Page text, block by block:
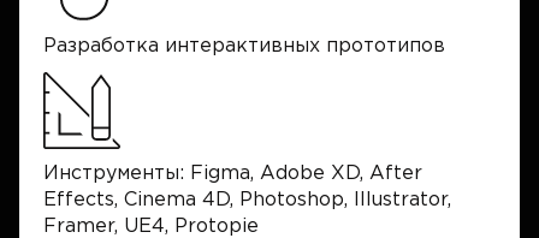
Разработка интерактивных прототипов
Инструменты: Figma, Adobe XD, After
Effects, Cinema 4D, Photoshop, Illustrator,
Framer, UE4, Protopie